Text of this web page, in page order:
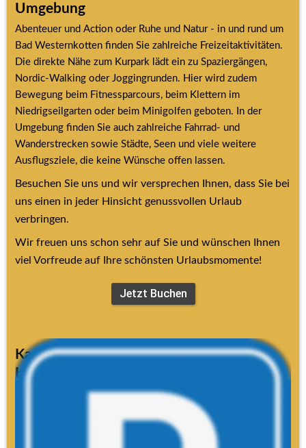
Umgebung
Abenteuer und Action oder Ruhe und Natur - in und rund um
Bad Westernkotten finden Sie zahlreiche Freizeitaktivitäten.
Die direkte Nähe zum Kurpark lädt ein zu Spaziergängen,
Nordic-Walking oder Joggingrunden. Hier wird zudem
Bewegung beim Fitnessparcours, beim Klettern im
Niedrigseilgarten oder beim Minigolfen geboten. In der
Umgebung finden Sie auch zahlreiche Fahrrad- und
Wanderstrecken sowie Städte, Seen und viele weitere
Ausflugsziele, die keine Wünsche offen lassen.
Besuchen Sie uns und wir versprechen Ihnen, dass Sie bei
uns einen in jeder Hinsicht genussvollen Urlaub
verbringen.
Wir freuen uns schon sehr auf Sie und wünschen Ihnen
viel Vorfreude auf Ihre schönsten Urlaubsmomente!
Jetzt Buchen
Kamera-Parksystem auf dem
Hotelparkplatz
Bei der Einfahrt wird Ihr Kfz-Kennzeichen automatisch